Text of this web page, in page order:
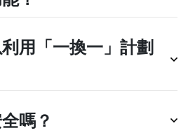
用「一換一」計劃
嗎？